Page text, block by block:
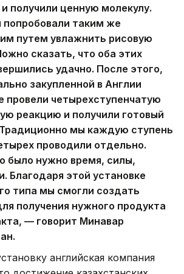
получили ценную молекулу.
таким же
путем увлажнить рисовую
сказать, что оба этих
удачно. После этого,
закупленной в Англии
провели четырехступенчатую
реакцию и получили готовый
мы каждую ступень
проводили отдельно.
было нужно время, силы,
Благодаря этой установке
типа мы смогли создать
получения нужного продукта
— говорит Минавар
английская компания